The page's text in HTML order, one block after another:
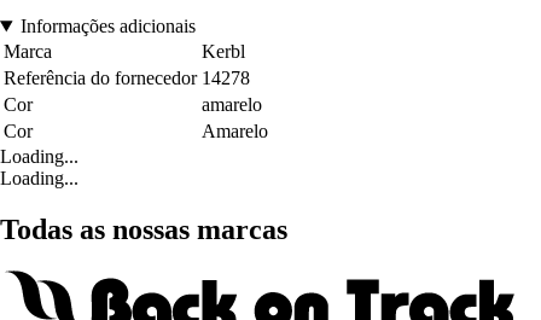
Informações adicionais
Marca
Kerbl
Referência do fornecedor 14278
Cor
amarelo
Cor
Amarelo
Loading...
Loading...
Todas as nossas marcas